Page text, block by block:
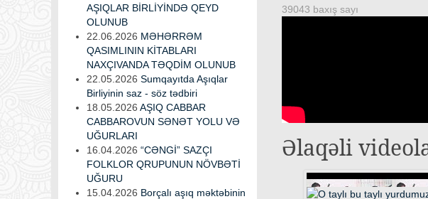
39043 baxış sayı
Əlaqəli
AŞIQLAR BİRLİYİNDƏ QEYD
OLUNUB
22.06.2026 MƏHƏRRƏM
QASIMLININ KİTABLARI
NAXÇIVANDA TƏQDİM OLUNUB
22.05.2026 Sumqayıtda Aşıqlar
Birliyinin saz - söz tədbiri
18.05.2026 AŞIQ CABBAR
CABBAROVUN SƏNƏT YOLU VƏ
UĞURLARI
16.04.2026 “CƏNGİ” SAZÇI
FOLKLOR QRUPUNUN NÖVBƏTİ
UĞURU
15.04.2026 Borçalı aşıq məktəbinin